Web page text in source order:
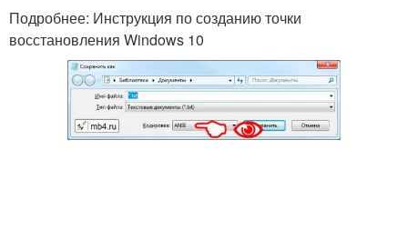
Подробнее: Инструкция по созданию точки
восстановления Windows 10